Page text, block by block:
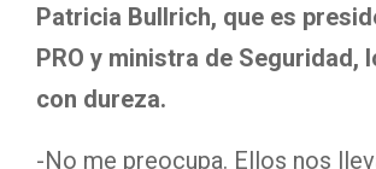
Patricia Bullrich, que es
PRO y ministra de Seguridad,
con dureza.
-No me preocupa. Ellos nos